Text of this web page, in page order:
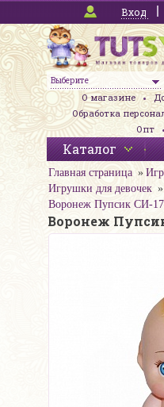
Вход
Выберите
О магазине
Обработка
Опт
Каталог
Главная страница
Игрушки для девочек
Воронеж Пупсик СИ-
Воронеж